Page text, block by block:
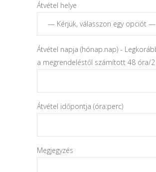
Átvétel helye
Átvétel napja (hónap.nap) -
a megrendeléstől számított 48 óra/
Átvétel időpontja (óra:perc)
Megjegyzés